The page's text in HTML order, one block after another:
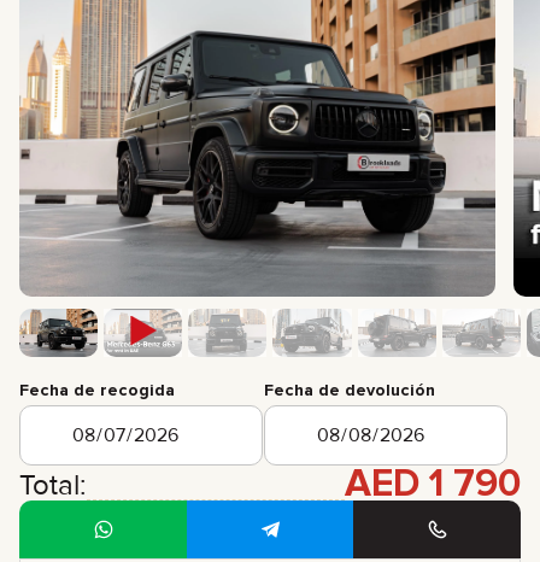
RESEÑAS
CONTACTO
ASOCIACIÓN
RENTA CON OPCIÓN A COMPRA
info@brook-drive.rent
971 52 193 88 88
7 925 283 88 88
Fecha de recogida Fecha de devolución
Total: AED 1 790